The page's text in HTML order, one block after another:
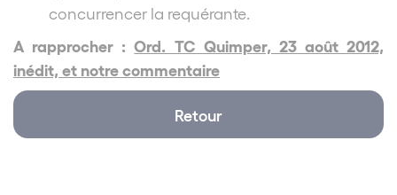
concurrencer la requérante.
A rapprocher :Ord. TC Quimper, 23 août 2012,
inédit, et notre commentaire
Retour